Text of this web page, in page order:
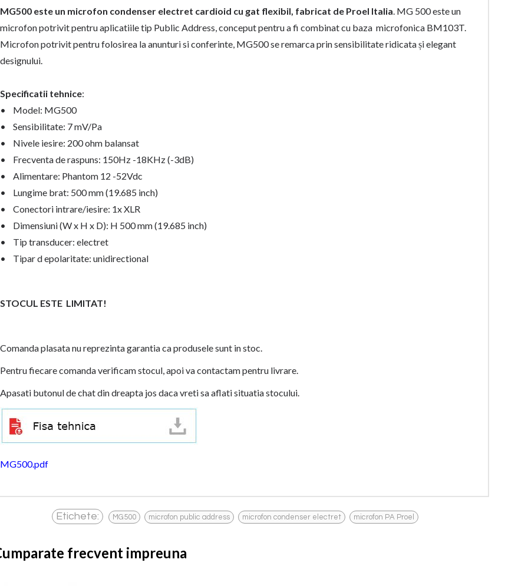
MG500 este un microfon condenser electret cardioid cu gat flexibil, fabricat de Proel Italia. MG 500 este un
microfon potrivit pentru aplicatiile tip Public Address, conceput pentru a fi combinat cu baza microfonica BM103T.
Microfon potrivit pentru folosirea la anunturi si conferinte, MG500 se remarca prin sensibilitate ridicata și elegant
designului.
Specificatii tehnice:
• Model: MG500
• Sensibilitate: 7 mV/Pa
• Nivele iesire: 200 ohm balansat
• Frecventa de raspuns: 150Hz -18KHz (-3dB)
• Alimentare: Phantom 12 -52Vdc
• Lungime brat: 500 mm (19.685 inch)
• Conectori intrare/iesire: 1x XLR
• Dimensiuni (W x H x D): H 500 mm (19.685 inch)
• Tip transducer: electret
• Tipar d epolaritate: unidirectional
STOCUL ESTE LIMITAT!
Comanda plasata nu reprezinta garantia ca produsele sunt in stoc.
Pentru fiecare comanda verificam stocul, apoi va contactam pentru livrare.
Apasati butonul de chat din dreapta jos daca vreti sa aflati situatia stocului.
MG500.pdf
Etichete: MG500 microfon public address microfon condenser electret microfon PA Proel
frecvent impreuna